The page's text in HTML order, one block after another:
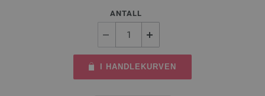
ANTALL
I HANDLEKURVEN